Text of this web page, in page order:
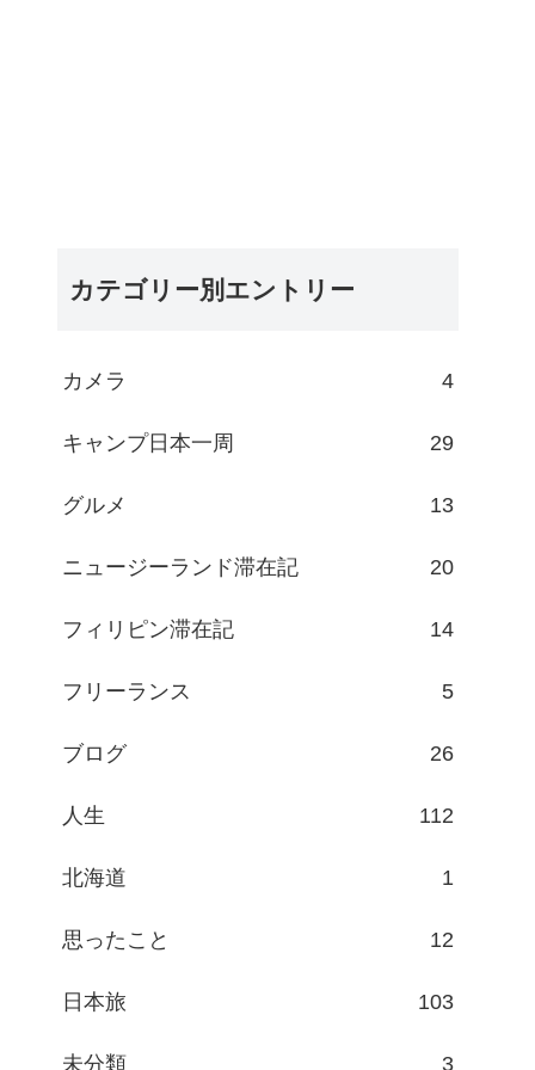
カテゴリー別エントリー
カメラ 4
キャンプ日本一周 29
グルメ 13
ニュージーランド滞在記 20
フィリピン滞在記 14
フリーランス 5
ブログ 26
人生 112
北海道 1
思ったこと 12
日本旅 103
未分類 3